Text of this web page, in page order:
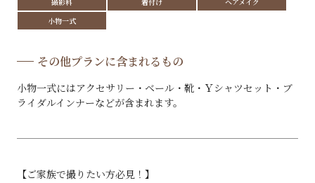
小物一式
その他プランに含まれるもの
小物一式にはアクセサリー・ベール・靴・Ｙシャツセット・ブ
ライダルインナーなどが含まれます。
【ご家族で撮りたい方必見！】